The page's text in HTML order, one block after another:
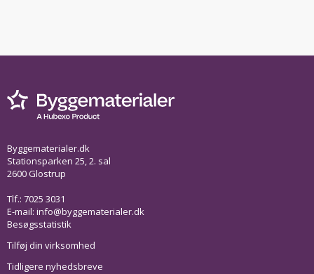
Byggematerialer.dk
Stationsparken 25, 2. sal
2600 Glostrup
Tlf.: 7025 3031
E-mail: info@byggematerialer.dk
Besøgsstatistik
Tilføj din virksomhed
Tidligere nyhedsbreve